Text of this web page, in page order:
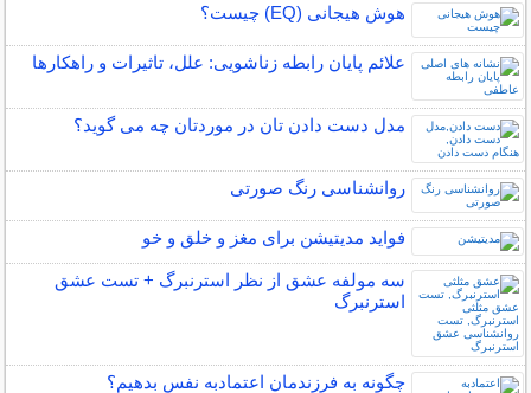
هوش هیجانی (EQ) چیست؟
علائم پایان رابطه زناشویی: علل، تاثیرات و راهکارها
مدل دست دادن تان در موردتان چه می گوید؟
روانشناسی رنگ صورتی
فواید مدیتیشن برای مغز و خلق و خو
سه مولفه عشق از نظر استرنبرگ + تست عشق
استرنبرگ
چگونه به فرزندمان اعتمادبه نفس بدهیم؟